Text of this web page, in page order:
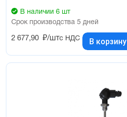
В наличии 6 шт
Срок производства 5 дней
2 677,90 ₽/штс НДС В корзину